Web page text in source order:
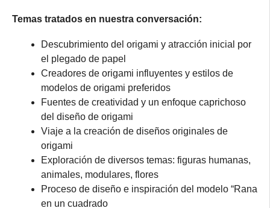
Temas tratados en nuestra conversación:
Descubrimiento del origami y atracción inicial por
el plegado de papel
Creadores de origami influyentes y estilos de
modelos de origami preferidos
Fuentes de creatividad y un enfoque caprichoso
del diseño de origami
Viaje a la creación de diseños originales de
origami
Exploración de diversos temas: figuras humanas,
animales, modulares, flores
Proceso de diseño e inspiración del modelo “Rana
en un cuadrado